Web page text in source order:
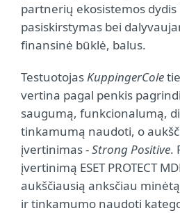
partnerių ekosistemos
pasiskirstymas bei
finansinė būklė, balus.
TestuotojasKuppingerCole
vertina pagal penkis
saugumą, funkcionalumą,
tinkamumą naudoti, o
įvertinimas -Strong Positive.
įvertinimą ESET PROTECT
aukščiausią anksčiau
ir tinkamumo naudoti